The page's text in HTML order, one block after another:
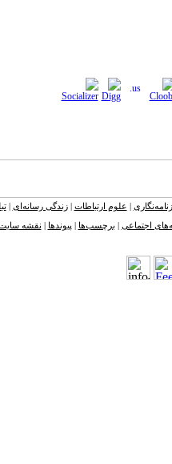
علوم ارتباطات |زندگی رسانه‌ای |
اجتماعی برچسب‌ها پیوندها نقشه